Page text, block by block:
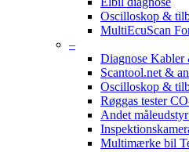
Oscilloskop &
MultiEcuScan
–
Diagnose Kabler
Scantool.net &
Oscilloskop &
Røggas tester
Andet
Multimærke bil